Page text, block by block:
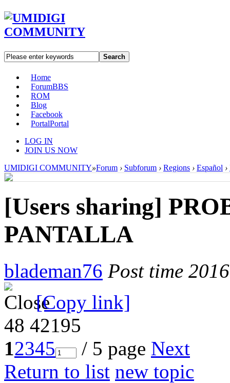
Search
Home
ForumBBS
ROM
Blog
Facebook
PortalPortal
LOG IN
JOIN US NOW
UMIDIGI COMMUNITY»Forum › Subforum › Regions › Español ›
[Users sharing]
PANTALLA
blademan76 Post time
[Copy link]
48 42195
12345 / 5 page Next
Return to list new topic